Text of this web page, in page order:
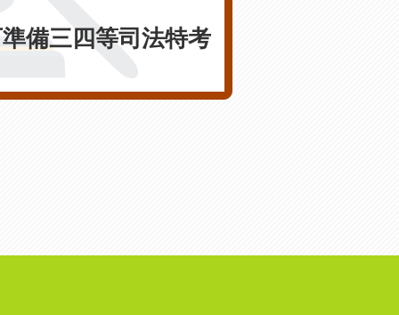
備三四等司法特考